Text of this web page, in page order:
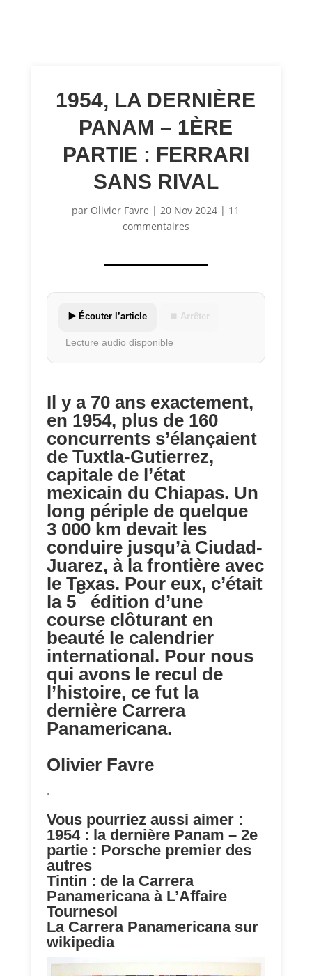
1954, LA DERNIÈRE
PANAM – 1ÈRE
PARTIE : FERRARI
SANS RIVAL
par Olivier Favre |20 Nov 2024 | 11
commentaires
▶️ Écouter l’article ⏹ Arrêter
Lecture audio disponible
Il y a 70 ans exactement,
en 1954, plus de 160
concurrents s’élançaient
de Tuxtla-Gutierrez,
capitale de l’état
mexicain du Chiapas. Un
long périple de quelque
3 000 km devait les
conduire jusqu’à Ciudad-
Juarez, à la frontière avec
le Texas. Pour eux, c’était
la 5
e
édition d’une
course clôturant en
beauté le calendrier
international. Pour nous
qui avons le recul de
l’histoire, ce fut la
dernière Carrera
Panamericana.
Olivier Favre
.
Vous pourriez aussi aimer :
1954 : la dernière Panam – 2e
partie : Porsche premier des
autres
Tintin : de la Carrera
Panamericana à L’Affaire
Tournesol
La Carrera Panamericana sur
wikipedia